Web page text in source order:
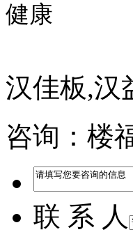
健康
汉佳板,汉
咨询：楼
联 系 人